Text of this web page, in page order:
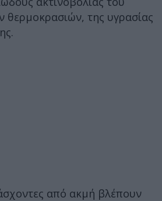
θερμοκρασιών, της υγρασίας
από ακμή βλέπουν